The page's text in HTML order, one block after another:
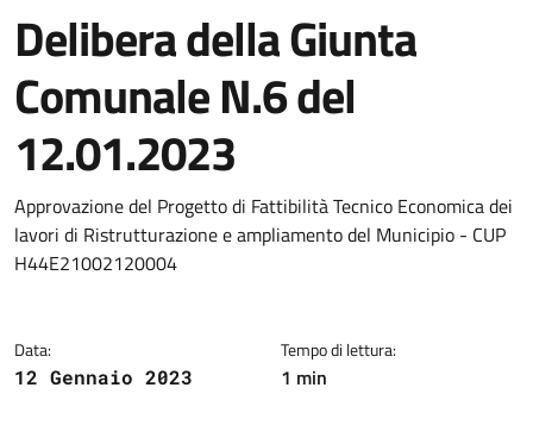
Delibera della Giunta
Comunale N.6 del
12.01.2023
Dettagli del documento
Approvazione del Progetto di Fattibilità Tecnico Economica dei
lavori di Ristrutturazione e ampliamento del Municipio - CUP
H44E21002120004
Data:
12 Gennaio 2023
Tempo di lettura:
1 min